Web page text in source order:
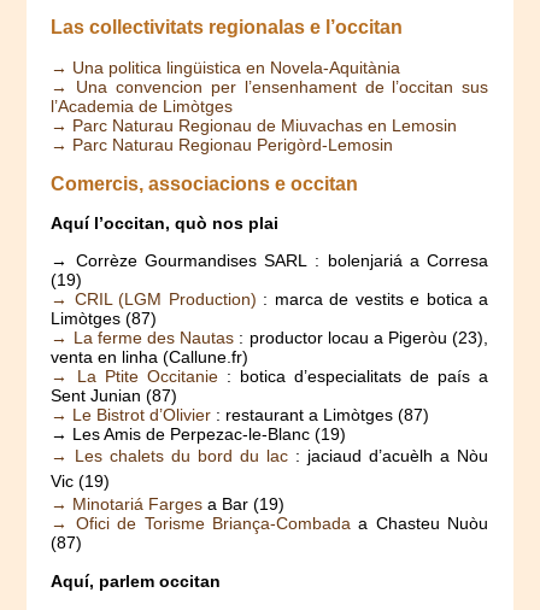
Las collectivitats regionalas e l’occitan
→ Una politica lingüistica en Novela-Aquitània
→ Una convencion per l’ensenhament de l’occitan sus
l’Academia de Limòtges
→ Parc Naturau Regionau de Miuvachas en Lemosin
→ Parc Naturau Regionau Perigòrd-Lemosin
Comercis, associacions e occitan
Aquí l’occitan, quò nos plai
→ Corrèze Gourmandises SARL : bolenjariá a Corresa
(19)
→ CRIL (LGM Production) : marca de vestits e botica a
Limòtges (87)
→ La ferme des Nautas : productor locau a Pigeròu (23),
venta en linha (Callune.fr)
→ La Ptite Occitanie: botica d’especialitats de país a
Sent Junian (87)
→ Le Bistrot d’Olivier : restaurant a Limòtges (87)
→ Les Amis de Perpezac-le-Blanc (19)
→ Les chalets du bord du lac : jaciaud d’acuèlh a Nòu
Vic (19)
→ Minotariá Farges a Bar (19)
→ Ofici de Torisme Briança-Combada a Chasteu Nuòu
(87)
Aquí, parlem occitan